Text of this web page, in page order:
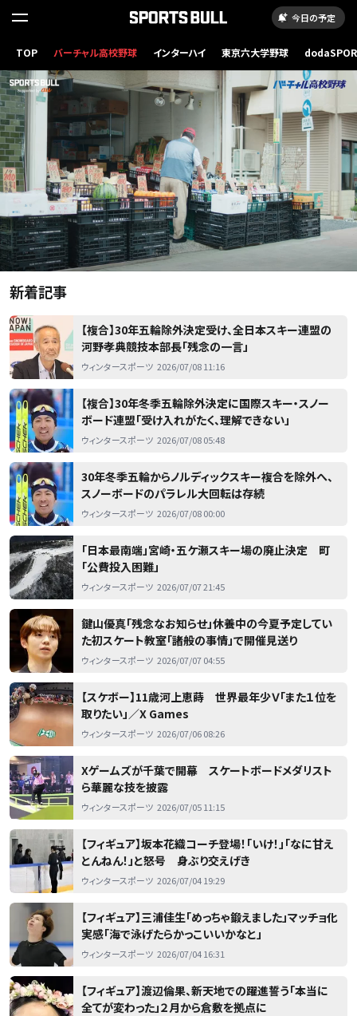
今日の予定
TOP バーチャル高校野球 インターハイ 東京六大学野球
新着記事
【複合】30年五輪除外決定受け、全日本スキー連盟の
河野孝典競技本部長「残念の一言」
ウィンタースポーツ 2026/07/08 11:16
【複合】30年冬季五輪除外決定に国際スキー・スノー
ボード連盟「受け入れがたく、理解できない」
ウィンタースポーツ 2026/07/08 05:48
30年冬季五輪からノルディックスキー複合を除外へ、
スノーボードのパラレル大回転は存続
ウィンタースポーツ 2026/07/08 00:00
「日本最南端」宮崎・五ケ瀬スキー場の廃止決定 町
「公費投入困難」
ウィンタースポーツ 2026/07/07 21:45
鍵山優真「残念なお知らせ」休養中の今夏予定してい
た初スケート教室「諸般の事情」で開催見送り
ウィンタースポーツ 2026/07/07 04:55
【スケボー】11歳河上恵蒔 世界最年少Ｖ「また１位を
取りたい」／X Games
ウィンタースポーツ 2026/07/06 08:26
Xゲームズが千葉で開幕 スケートボードメダリスト
ら華麗な技を披露
ウィンタースポーツ 2026/07/05 11:15
【フィギュア】坂本花織コーチ登場！「いけ！」「なに甘え
とんねん！」と怒号 身ぶり交えげき
ウィンタースポーツ 2026/07/04 19:29
【フィギュア】三浦佳生「めっちゃ鍛えました」マッチョ化
実感「海で泳げたらかっこいいかなと」
ウィンタースポーツ 2026/07/04 16:31
【フィギュア】渡辺倫果、新天地での躍進誓う「本当に
全てが変わった」２月から倉敷を拠点に